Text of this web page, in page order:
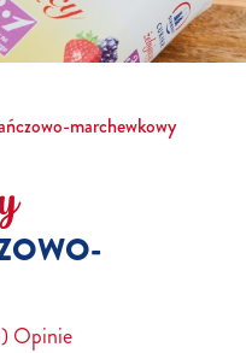
marchewkowy
Opinie